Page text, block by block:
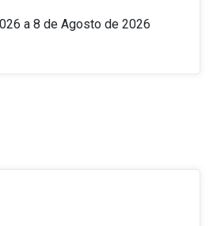
a 8 de Agosto de 2026